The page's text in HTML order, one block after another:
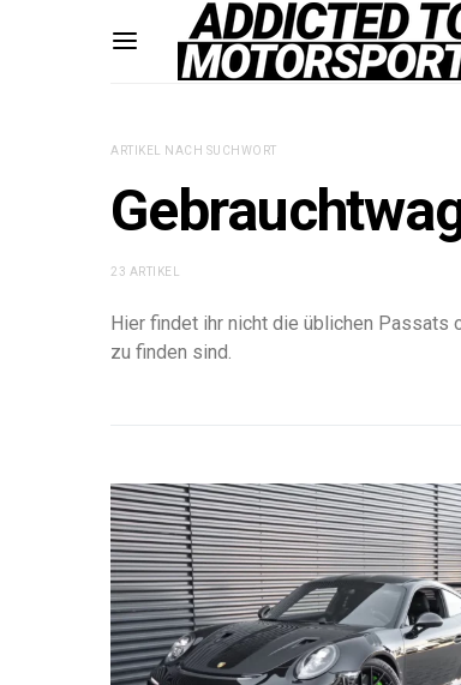
ARTIKEL NACH SUCHWORT
23 ARTIKEL
Hier findet ihr nicht die üblichen Passats
zu finden sind.